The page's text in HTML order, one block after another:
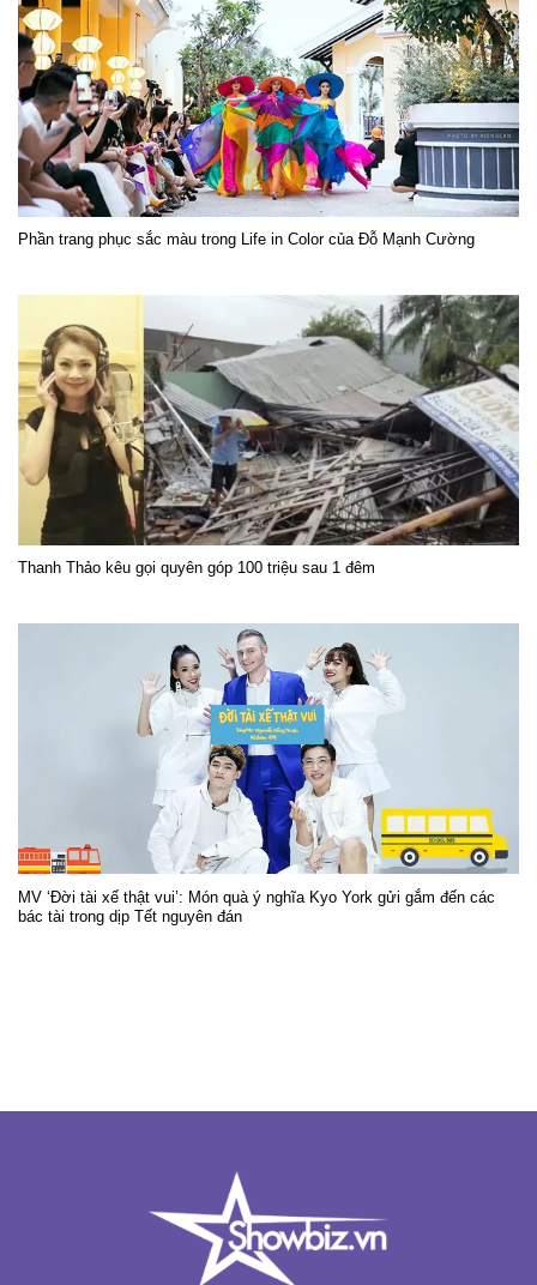
Phần trang phục sắc màu trong Life in Color của Đỗ Mạnh Cường
Thanh Thảo kêu gọi quyên góp 100 triệu sau 1 đêm
MV ‘Đời tài xế thật vui’: Món quà ý nghĩa Kyo York gửi gắm đến các
bác tài trong dịp Tết nguyên đán